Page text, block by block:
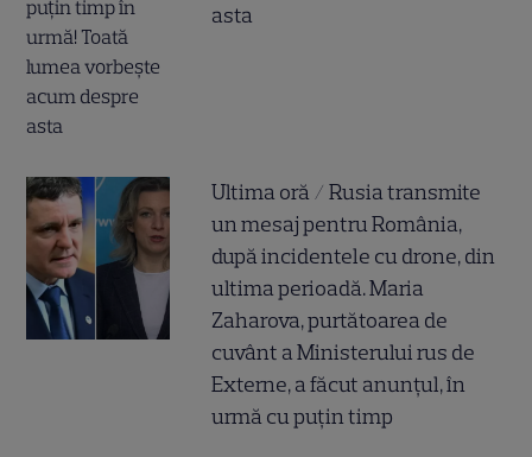
asta
Ultima oră / Rusia transmite
un mesaj pentru România,
după incidentele cu drone, din
ultima perioadă. Maria
Zaharova, purtătoarea de
cuvânt a Ministerului rus de
Externe, a făcut anunțul, în
urmă cu puțin timp